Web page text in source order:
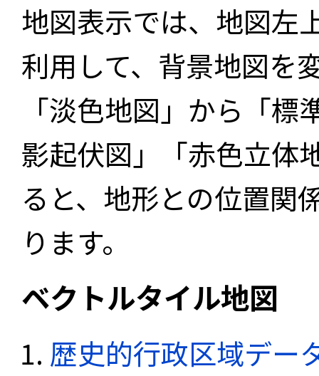
地図表示では、地図左
利用して、背景地図を
「淡色地図」から「
影起伏図」「赤色立体
ると、地形との位置関
ります。
ベクトルタイル地図
歴史的行政区域デー